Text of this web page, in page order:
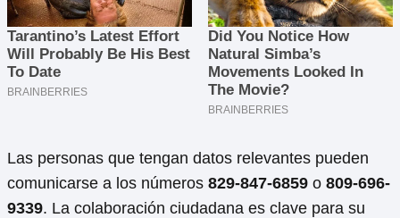
Las personas que tengan datos relevantes pueden
comunicarse a los números 829-847-6859 o 809-696-
9339. La colaboración ciudadana es clave para su